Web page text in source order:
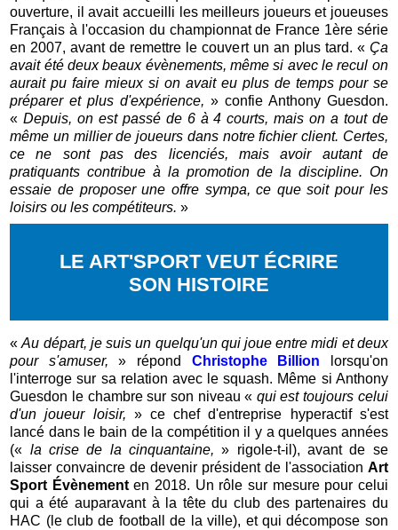
ouverture, il avait accueilli les meilleurs joueurs et joueuses
Français à l'occasion du championnat de France 1ère série
en 2007, avant de remettre le couvert un an plus tard. « Ça
avait été deux beaux évènements, même si avec le recul on
aurait pu faire mieux si on avait eu plus de temps pour se
préparer et plus d'expérience, » confie Anthony Guesdon.
«Depuis, on est passé de 6 à 4 courts, mais on a tout de
même un millier de joueurs dans notre fichier client. Certes,
ce ne sont pas des licenciés, mais avoir autant de
pratiquants contribue à la promotion de la discipline. On
essaie de proposer une offre sympa, ce que soit pour les
loisirs ou les compétiteurs. »
LE ART'SPORT VEUT ÉCRIRE
SON HISTOIRE
«Au départ, je suis un quelqu'un qui joue entre midi et deux
pour s'amuser, » répond Christophe Billion lorsqu'on
l'interroge sur sa relation avec le squash. Même si Anthony
Guesdon le chambre sur son niveau « qui est toujours celui
d'un joueur loisir, » ce chef d'entreprise hyperactif s'est
lancé dans le bain de la compétition il y a quelques années
(« la crise de la cinquantaine,» rigole-t-il), avant de se
laisser convaincre de devenir président de l'association Art
Sport Évènementen 2018. Un rôle sur mesure pour celui
qui a été auparavant à la tête du club des partenaires du
HAC (le club de football de la ville), et qui décompose son